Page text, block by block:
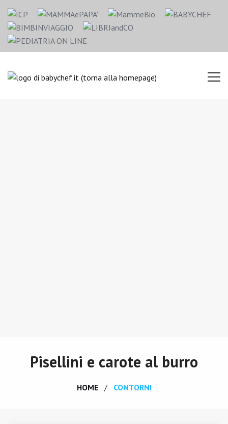
Pisellini e carote al burro
HOME CONTORNI